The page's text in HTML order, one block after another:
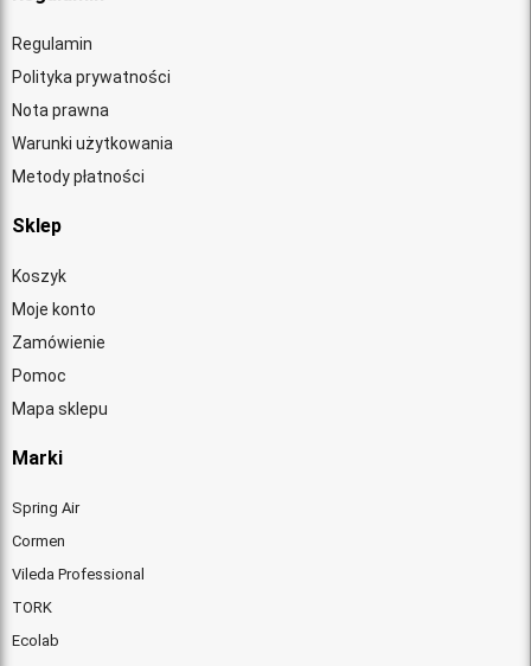
Regulamin
Polityka prywatności
Nota prawna
Warunki użytkowania
Metody płatności
Sklep
Koszyk
Moje konto
Zamówienie
Pomoc
Mapa sklepu
Marki
Spring Air
Cormen
Vileda Professional
TORK
Ecolab